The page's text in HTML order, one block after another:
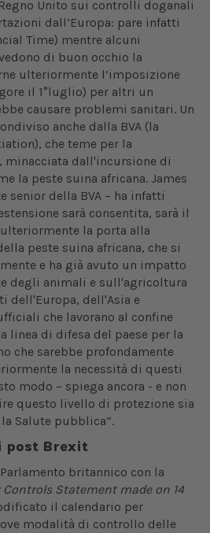
Unito sui controlli doganali
dall’Europa: pare infatti
Time) mentre alcuni
di buon occhio la
ulteriormente l’imposizione
il 1°luglio) per altri un
causare problemi sanitari. Un
anche dalla BVA (la
che teme per la
minacciata dall'incursione di
la peste suina africana. James
senior della BVA – ha infatti
sarà consentita, sarà il
la porta alla
peste suina africana, che si
e ha già avuto un impatto
degli animali e sull'agricoltura
dell'Europa, dell'Asia e
che lavorano al confine
linea di difesa del paese per la
che sarebbe profondamente
la necessità di questi
modo – spiega ancora - e non
questo livello di protezione sia
Salute pubblica”.
post Brexit
britannico con la
Controls Statement made on 14
il calendario per
modalità di controllo delle